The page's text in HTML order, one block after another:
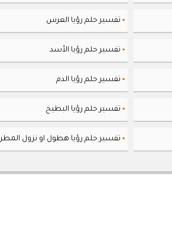
▪ تفسير حلم رؤيا العرس
▪ تفسير حلم رؤيا الأسد
▪ تفسير حلم رؤيا الدم
▪ تفسير حلم رؤيا البطيخ
▪ تفسير حلم رؤيا هطول او نزول المطر